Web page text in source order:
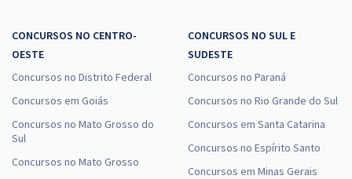
CONCURSOS NO CENTRO-
OESTE
Concursos no Distrito Federal
Concursos em Goiás
Concursos no Mato Grosso do
Sul
Concursos no Mato Grosso
CONCURSOS NO SUL E
SUDESTE
Concursos no Paraná
Concursos no Rio Grande do Sul
Concursos em Santa Catarina
Concursos no Espírito Santo
Concursos em Minas Gerais